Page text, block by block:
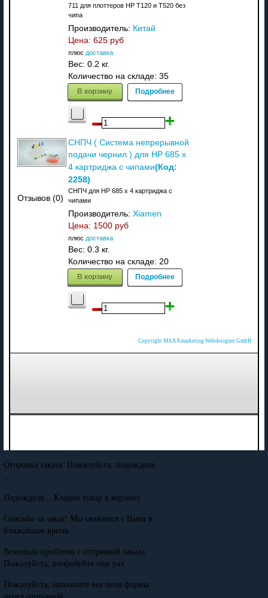
711 для плоттеров HP T120 и T520 без
чипа
Производитель: Китай
Цена: 625 руб
плюс доставка
Вес: 0.2 кг.
Количество на складе: 35
В корзину Подробнее
Отзывов (0)
СНПЧ ( Система непрерывной
подачи чернил ) для HP 685 x
4 картриджа с чипами(Код:
2258)
СНПЧ для HP 685 x 4 картриджа с
чипами
Производитель: Xiamen
Цена: 1500 руб
плюс доставка
Вес: 0.3 кг.
Количество на складе: 20
В корзину Подробнее
Copyright MAXXmarketing Webdesigner GmbH
Отправка заказа. Пожалуйста, подождите
Подождите... Кладем товар в корзину
Спасибо за заказ! Мы свяжемся с Вами в
ближайшее время
Возникла проблема с отправкой заказа.
Пожалуйста, попробуйте еще раз.
Пожалуйста, заполните все поля формы